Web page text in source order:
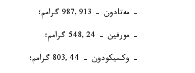
- مەتادون - 987,913 گرامم؛
- مورفين - 548,24 گرامم؛
- وكسيكودون - 803,44 گرامم؛